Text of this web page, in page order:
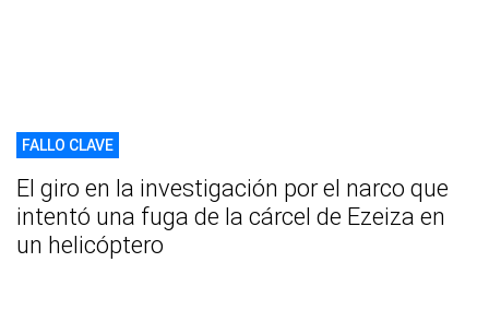
FALLO CLAVE
El giro en la investigación por el narco que
intentó una fuga de la cárcel de Ezeiza en
un helicóptero